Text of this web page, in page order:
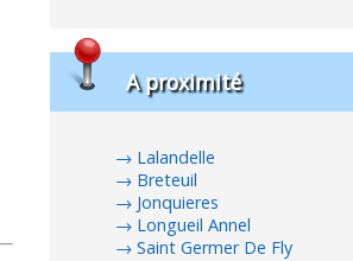
A proximité
Lalandelle
Breteuil
Jonquieres
Longueil Annel
Saint Germer De Fly